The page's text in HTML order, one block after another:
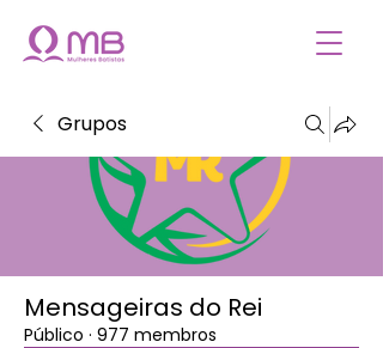
Grupos
Mensageiras do Rei
Público · 977 membros